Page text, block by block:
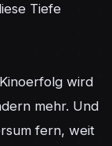
Tiefe
wird
mehr. Und
fern, weit